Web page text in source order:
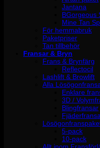
Jantana
BGorgeous
Mine Tan
För hemmabruk
Paketpriser
Tan tillbehör
Fransar & Bryn
Frans & Brynfärg
Reflectocil
Lashlift & Browlift
Alla
Enklare
3D /
Blingfransar
5-pack
10-pack
Allt inom